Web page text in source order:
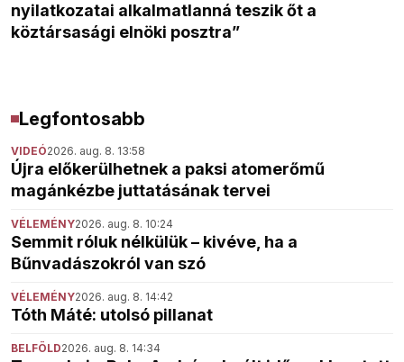
nyilatkozatai alkalmatlanná teszik őt a
köztársasági elnöki posztra”
Legfontosabb
VIDEÓ2026. aug. 8. 13:58
Újra előkerülhetnek a paksi atomerőmű
magánkézbe juttatásának tervei
VÉLEMÉNY2026. aug. 8. 10:24
Semmit róluk nélkülük – kivéve, ha a
Bűnvadászokról van szó
VÉLEMÉNY2026. aug. 8. 14:42
Tóth Máté: utolsó pillanat
BELFÖLD2026. aug. 8. 14:34